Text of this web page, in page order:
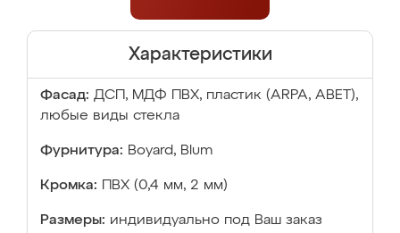
Характеристики
Фасад: ДСП, МДФ ПВХ, пластик (ARPA, ABET),
любые виды стекла
Фурнитура: Boyard, Blum
Кромка: ПВХ (0,4 мм, 2 мм)
Размеры: индивидуально под Ваш заказ